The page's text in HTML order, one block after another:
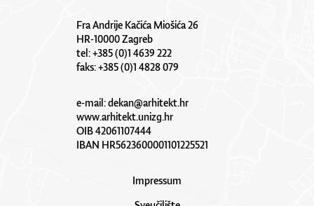
Fra Andrije Kačića Miošića 26
HR-10000 Zagreb
tel: +385 (0)1 4639 222
faks: +385 (0)1 4828 079
e-mail:dekan@arhitekt.hr
www.arhitekt.unizg.hr
OIB 42061107444
IBAN HR5623600001101225521
Impressum